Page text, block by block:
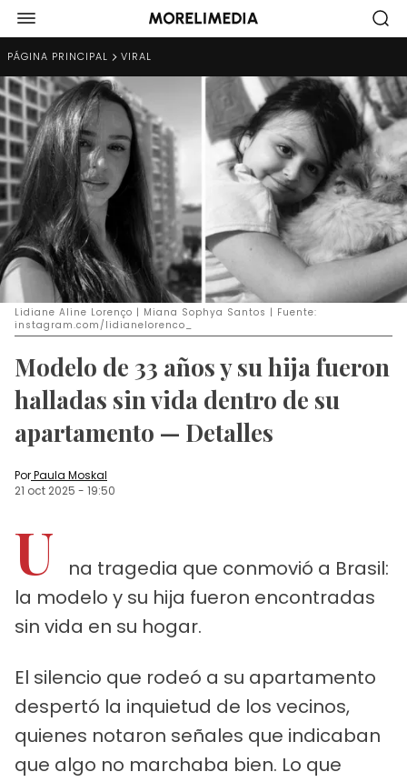
PÁGINA PRINCIPAL VIRAL
Lidiane Aline Lorenço | Miana Sophya Santos | Fuente:
instagram.com/lidianelorenco_
Modelo de 33 años y su hija fueron
halladas sin vida dentro de su
apartamento — Detalles
PorPaula Moskal
21 oct 2025 - 19:50
U
na tragedia que conmovió a Brasil:
la modelo y su hija fueron encontradas
sin vida en su hogar.
El silencio que rodeó a su apartamento
despertó la inquietud de los vecinos,
quienes notaron señales que indicaban
que algo no marchaba bien. Lo que